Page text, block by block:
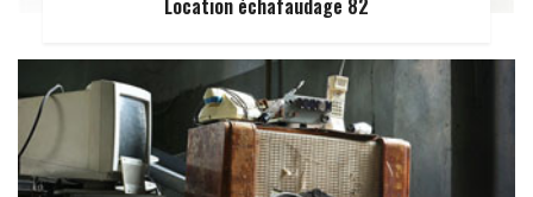
Location échafaudage 82